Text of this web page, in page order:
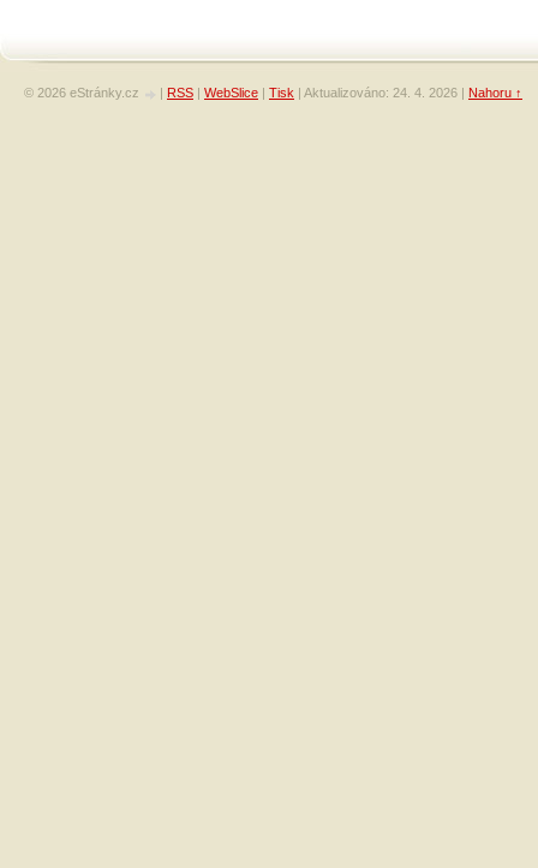
© 2026 eStránky.cz | RSS | WebSlice | Tisk | Aktualizováno: 24. 4. 2026 | Nahoru ↑